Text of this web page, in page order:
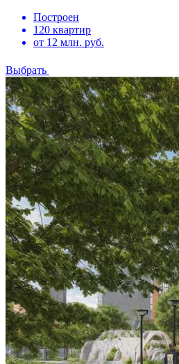
Построен
120 квартир
от 12 млн. руб.
Выбрать